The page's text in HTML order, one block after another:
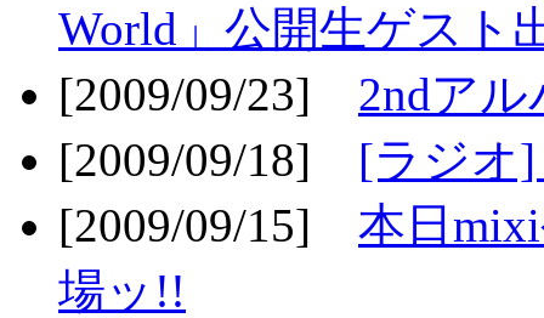
World」公開生ゲスト
[2009/09/23] 2ndア
[2009/09/18] [ラジオ
[2009/09/15] 本日
場ッ!!